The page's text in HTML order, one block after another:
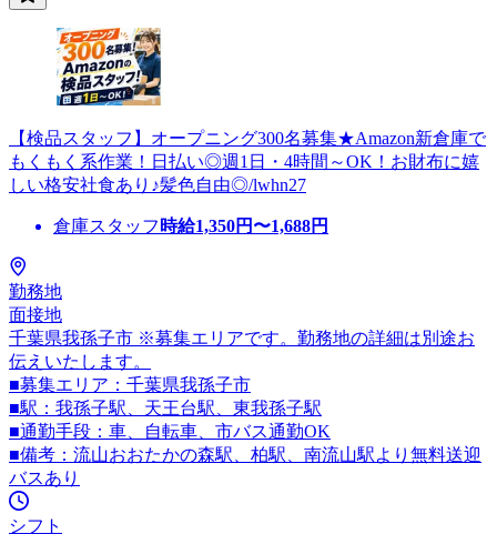
【検品スタッフ】オープニング300名募集★Amazon新倉庫で
もくもく系作業！日払い◎週1日・4時間～OK！お財布に嬉
しい格安社食あり♪髪色自由◎/lwhn27
倉庫スタッフ 時給1,350円〜1,688円
勤務地
面接地
千葉県我孫子市 ※募集エリアです。勤務地の詳細は別途お
伝えいたします。
■募集エリア：千葉県我孫子市
■駅：我孫子駅、天王台駅、東我孫子駅
■通勤手段：車、自転車、市バス通勤OK
■備考：流山おおたかの森駅、柏駅、南流山駅より無料送迎
バスあり
シフト